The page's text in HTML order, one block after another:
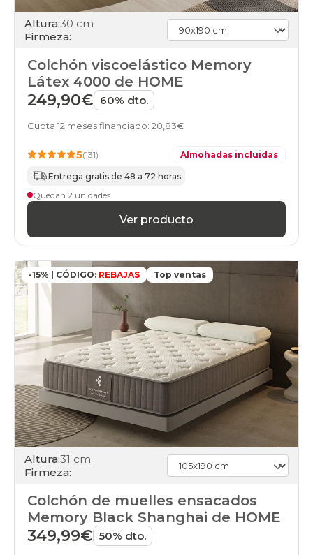
Altura:30 cm
Firmeza:
Colchón viscoelástico Memory
Látex 4000 de HOME
249,90€ 60% dto.
Cuota 12 meses financiado: 20,83€
5(131) Almohadas incluidas
Entrega gratis de 48 a 72 horas
Quedan 2 unidades
Ver producto
-15% | CÓDIGO: REBAJAS Top ventas
Altura:31 cm
Firmeza:
Colchón de muelles ensacados
Memory Black Shanghai de HOME
349,99€ 50% dto.